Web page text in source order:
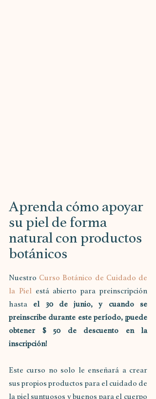
Aprenda cómo apoyar
su piel de forma
natural con productos
botánicos
Nuestro Curso Botánico de Cuidado de
la Piel está abierto para preinscripción
hasta el 30 de junio, y cuando se
preinscribe durante este período, ¡puede
obtener $ 50 de descuento en la
inscripción!
Este curso no solo le enseñará a crear
sus propios productos para el cuidado de
la piel suntuosos y buenos para el cuerpo